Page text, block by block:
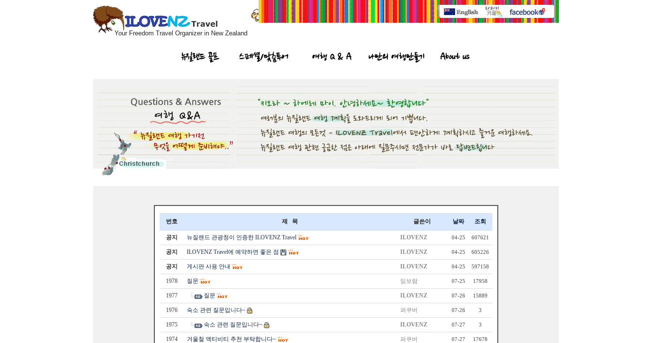
Your Freedom Travel Organizer in New Zealand
뉴질랜드 골프 스페셜/맞춤투어 여행 Q & A 나만의 여행만들기 About us
번호 제 목 글쓴이 날짜 조회
공지 뉴질랜드 관광청이 인증한 ILOVENZ Travel ILOVENZ 04-25 607621
공지 ILOVENZ Travel에 예약하면 좋은 점 ILOVENZ 04-25 605226
공지 게시판 사용 안내 ILOVENZ 04-25 597158
1978 질문 임보람 07-25 17958
1977 질문 ILOVENZ 07-26 15889
1976 숙소 관련 질문입니다~ 퍼쿠버 07-26 3
1975 숙소 관련 질문입니다~ ILOVENZ 07-27 3
1974 겨울철 액티비티 추천 부탁합니다~ 퍼쿠버 07-27 17678